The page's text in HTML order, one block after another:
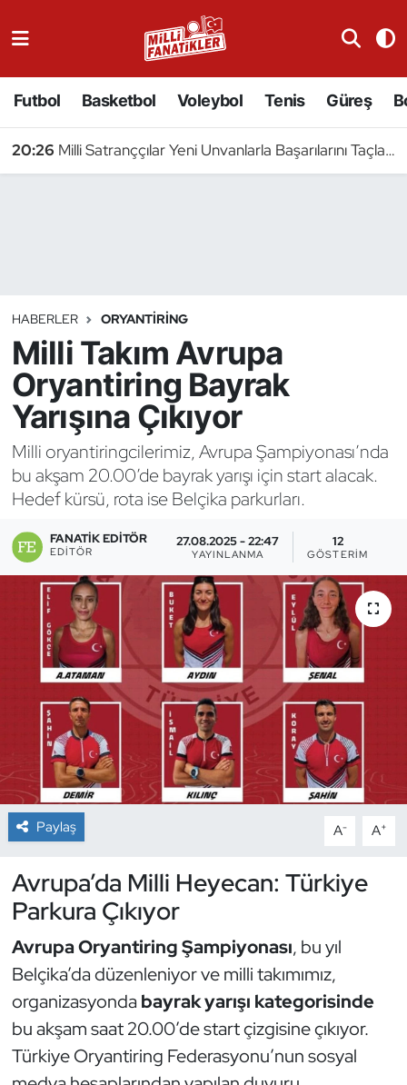
Futbol Basketbol Voleybol Tenis Güreş
20:26 Milli Satranççılar Yeni Unvanlarla Başarılarını Taçlandırdı
HABERLER ORYANTIRING
Milli Takım Avrupa
Oryantiring Bayrak
Yarışına Çıkıyor
Milli oryantiringcilerimiz, Avrupa Şampiyonası’nda
bu akşam 20.00’de bayrak yarışı için start alacak.
Hedef kürsü, rota ise Belçika parkurları.
FANATIK EDITÖR
EDITÖR
27.08.2025 - 22:47
YAYINLANMA
12
GÖSTERIM
Paylaş A- A+
Avrupa’da Milli Heyecan: Türkiye
Parkura Çıkıyor
Avrupa Oryantiring Şampiyonası, bu yıl
Belçika’da düzenleniyor ve milli takımımız,
organizasyonda bayrak yarışı kategorisinde
bu akşam saat 20.00’de start çizgisine çıkıyor.
Türkiye Oryantiring Federasyonu’nun sosyal
Badminton
Binicilik
Bisiklet
Bocce Bowling Dart
Boks
Briç
Buz Hokeyi
Buz Pateni
Çim Hokeyi
Cimnastik
Curling
Dağcılık
Dövüş Sanatı
E-Spor
Eskrim
Futbol